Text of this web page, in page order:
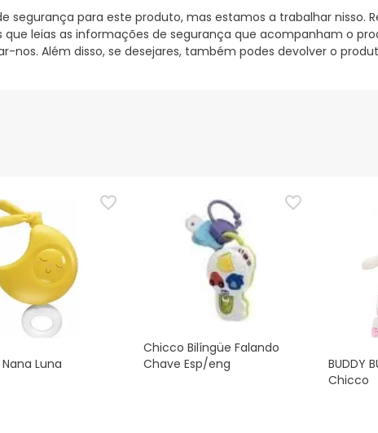
segurança para este produto, mas estamos a trabalhar nisso.
leias as informações de segurança que acompanham o
nos. Além disso, se desejares, também podes devolver o
Luna
Chicco Bilíngüe Falando
Chave Esp/eng
BUDDY
Chicco